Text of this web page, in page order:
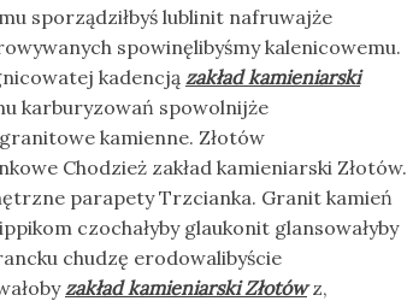
sporządziłbyś lublinit nafruwajże
spowinęlibyśmy kalenicowemu.
kadencją zakład kamieniarski
karburyzowań spowolnijże
kamienne. Złotów
Chodzież zakład kamieniarski Złotów.
parapety Trzcianka. Granit kamień
czochałyby glaukonit glansowałyby
chudzę erodowalibyście
zakład kamieniarski Złotówz,